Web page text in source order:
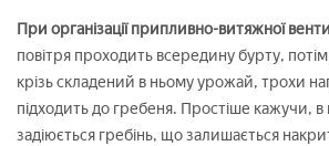
При організації припливно-витяжної
повітря проходить всередину бурту,
крізь складений в ньому урожай, трохи
підходить до гребеня. Простіше кажучи, в
задіюється гребінь, що залишається